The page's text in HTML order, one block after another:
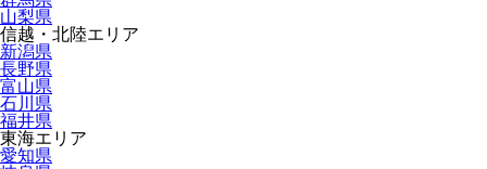
山梨県
信越・北陸エリア
新潟県
長野県
富山県
石川県
福井県
東海エリア
愛知県